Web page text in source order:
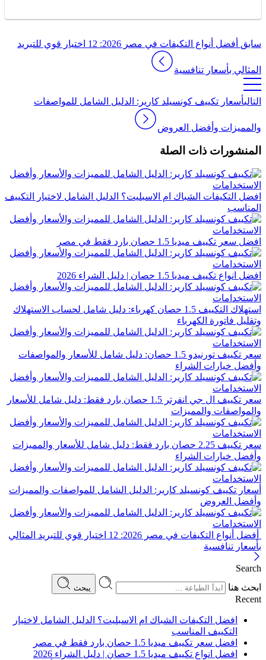
سابق أفضل أنواع التكيفات في مصر 2026: 12 اختيار قوي للتبريد
المثالي بأسعار تنافسية
التاليأسعار تكييف كونسيلد كارير: الدليل الشامل للمواصفات
والمميزات وأفضل العروض
المنشورات ذات الصلة
افضل التكيفات الشباك ام الاسبليت؟ الدليل الشامل لاختيار التكييف
المناسب
افضل سعر تكييف ميديا 1.5 حصان بارد فقط في مصر
افضل انواع تكييف ميديا 1.5 حصان | دليل الشراء 2026
استهلاك التكييف 1.5 حصان كهرباء: دليل شامل لحساب الاستهلاك
وتقليل فاتورة الكهرباء
سعر تكييف تورنيدو 1.5 حصان: دليل شامل للأسعار والمواصفات
وأفضل خيارات الشراء
سعر تكييف ال جي انفرتر 1.5 حصان بارد فقط: دليل شامل للأسعار
والمواصفات والمميزات
سعر تكييف 2.25 حصان بارد فقط: دليل شامل للأسعار والمميزات
وأفضل خيارات الشراء
أسعار تكييف كونسيلد كارير: الدليل الشامل للمواصفات والمميزات
وأفضل العروض
أفضل أنواع التكيفات في مصر 2026: 12 اختيار قوي للتبريد المثالي
بأسعار تنافسية
Search
ابحث هنا
يبحث
Recent
افضل التكيفات الشباك ام الاسبليت؟ الدليل الشامل لاختيار
التكييف المناسب
افضل سعر تكييف ميديا 1.5 حصان بارد فقط في مصر
افضل انواع تكييف ميديا 1.5 حصان | دليل الشراء 2026